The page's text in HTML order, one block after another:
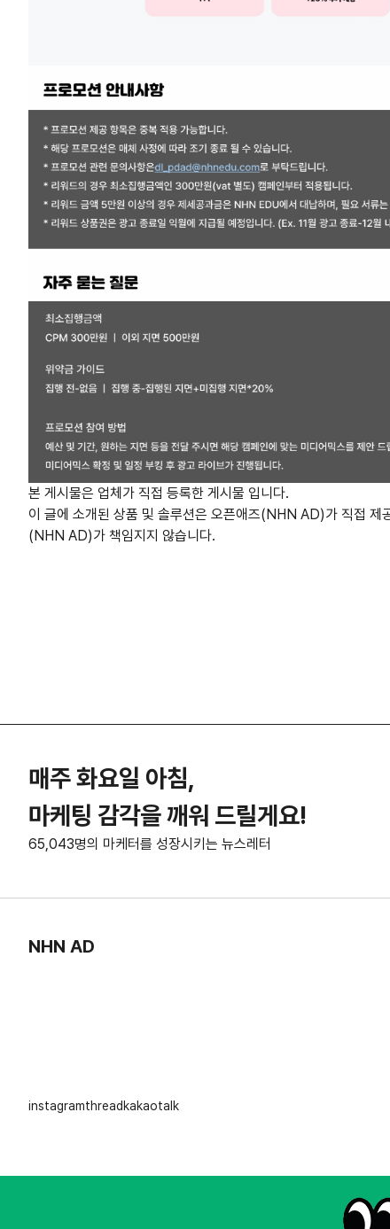
본 게시물은 업체가 직접 등록한 게시물 입니다.
이 글에 소개된 상품 및 솔루션은 오픈애즈(NHN AD)가 직접 제
(NHN AD)가 책임지지 않습니다.
매주 화요일 아침,
마케팅 감각을 깨워 드릴게요!
65,043명의 마케터를 성장시키는 뉴스레터
NHN AD
instagramthread kakaotalk